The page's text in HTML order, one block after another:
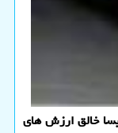
خالق ارزش های